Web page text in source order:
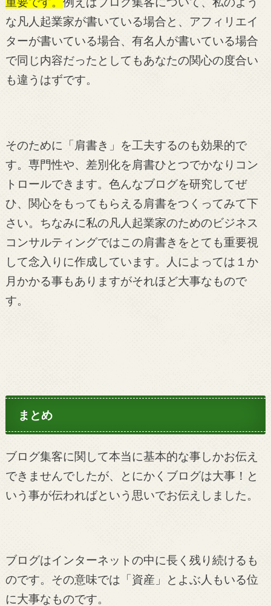
な凡人起業家が書いている場合と、アフィリエイ
ターが書いている場合、有名人が書いている場合
で同じ内容だったとしてもあなたの関心の度合い
も違うはずです。
そのために「肩書き」を工夫するのも効果的で
す。専門性や、差別化を肩書ひとつでかなりコン
トロールできます。色んなブログを研究してぜ
ひ、関心をもってもらえる肩書をつくってみて下
さい。ちなみに私の凡人起業家のためのビジネス
コンサルティングではこの肩書きをとても重要視
して念入りに作成しています。人によっては１か
月かかる事もありますがそれほど大事なもので
す。
まとめ
ブログ集客に関して本当に基本的な事しかお伝え
できませんでしたが、とにかくブログは大事！と
いう事が伝わればという思いでお伝えしました。
ブログはインターネットの中に長く残り続けるも
のです。その意味では「資産」とよぶ人もいる位
に大事なものです。